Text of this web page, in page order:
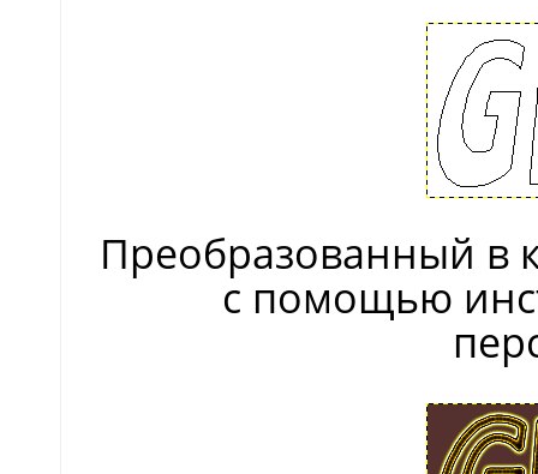
Преобразованный в
с помощью